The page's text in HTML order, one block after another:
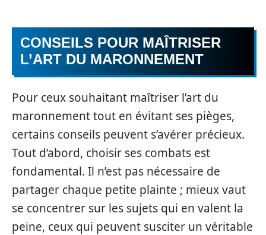
CONSEILS POUR MAÎTRISER
L’ART DU MARONNEMENT
Pour ceux souhaitant maîtriser l’art du
maronnement tout en évitant ses pièges,
certains conseils peuvent s’avérer précieux.
Tout d’abord, choisir ses combats est
fondamental. Il n’est pas nécessaire de
partager chaque petite plainte ; mieux vaut
se concentrer sur les sujets qui en valent la
peine, ceux qui peuvent susciter un véritable